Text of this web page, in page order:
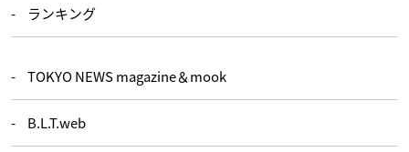
ランキング
TOKYO NEWS magazine＆mook
B.L.T.web